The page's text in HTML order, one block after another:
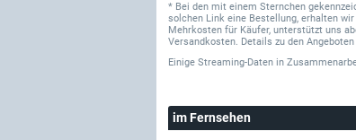
* Bei den mit einem Sternchen
solchen Link eine Bestellung, erhalten
Mehrkosten für Käufer, unterstützt uns
Versandkosten. Details zu den
Einige Streaming-Daten in
im Fernsehen